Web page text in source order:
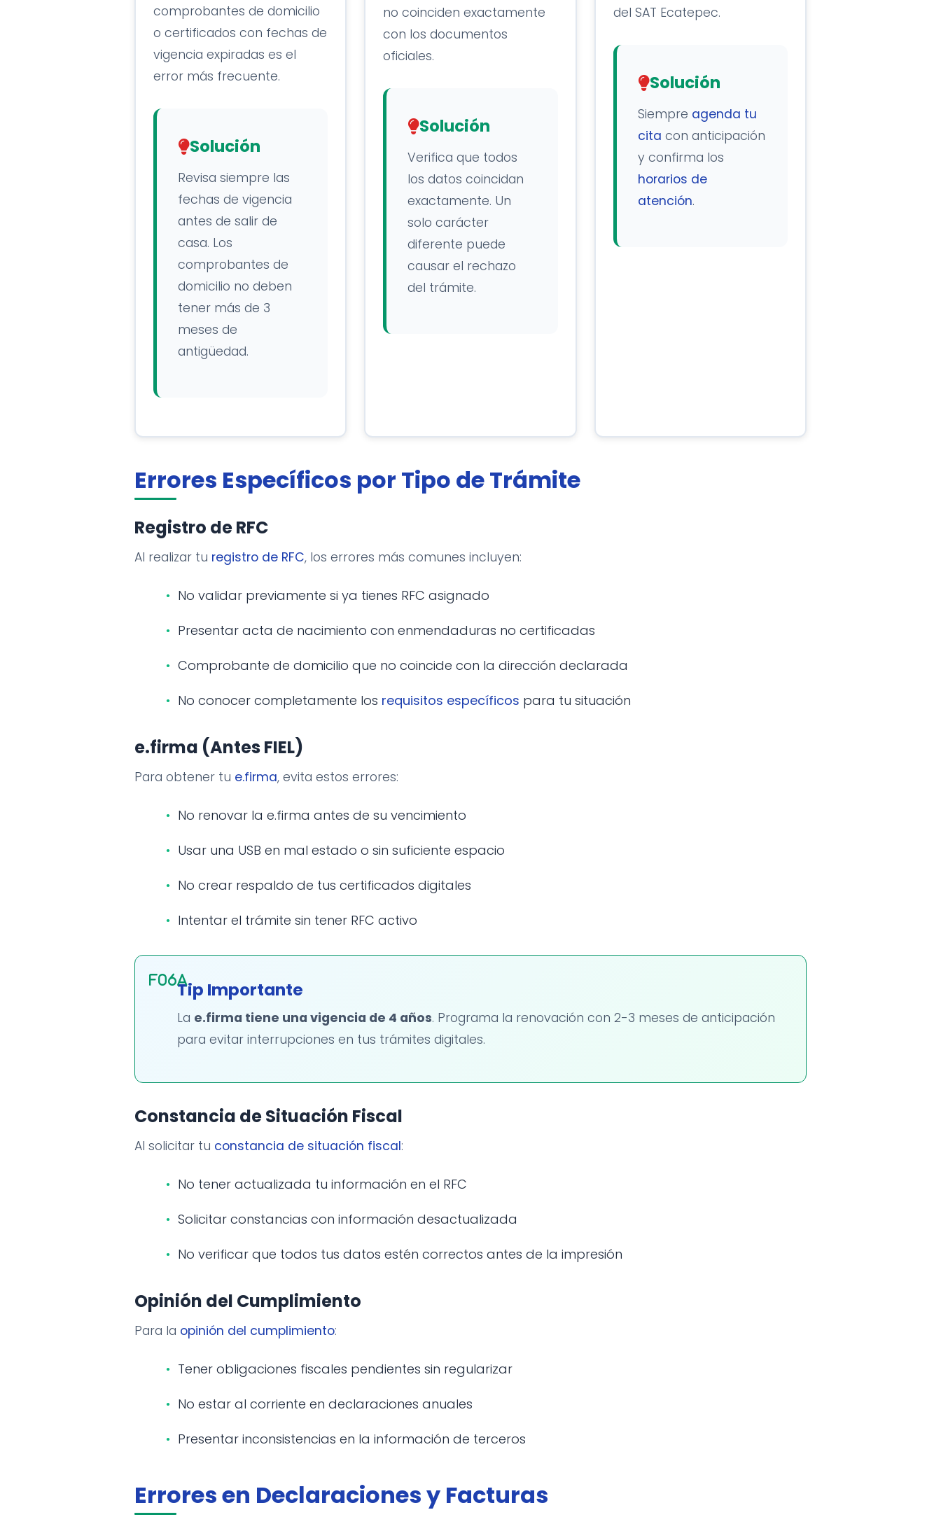
comprobantes de domicilio
o certificados con fechas de
vigencia expiradas es el
error más frecuente.
Solución
Revisa siempre las
fechas de vigencia
antes de salir de
casa. Los
comprobantes de
domicilio no deben
tener más de 3
meses de
antigüedad.
no coinciden exactamente
con los documentos
oficiales.
Solución
Verifica que todos
los datos coincidan
exactamente. Un
solo carácter
diferente puede
causar el rechazo
del trámite.
del SAT Ecatepec.
Solución
Siempre agenda tu
cita con anticipación
y confirma los
horarios de
atención.
Errores Específicos por Tipo de Trámite
Registro de RFC
Al realizar tu registro de RFC, los errores más comunes incluyen:
No validar previamente si ya tienes RFC asignado
Presentar acta de nacimiento con enmendaduras no certificadas
Comprobante de domicilio que no coincide con la dirección declarada
No conocer completamente los requisitos específicos para tu situación
e.firma (Antes FIEL)
Para obtener tu e.firma, evita estos errores:
No renovar la e.firma antes de su vencimiento
Usar una USB en mal estado o sin suficiente espacio
No crear respaldo de tus certificados digitales
Intentar el trámite sin tener RFC activo
Tip Importante
La e.firma tiene una vigencia de 4 años. Programa la renovación con 2-3 meses de anticipación
para evitar interrupciones en tus trámites digitales.
Constancia de Situación Fiscal
Al solicitar tu constancia de situación fiscal:
No tener actualizada tu información en el RFC
Solicitar constancias con información desactualizada
No verificar que todos tus datos estén correctos antes de la impresión
Opinión del Cumplimiento
Para la opinión del cumplimiento:
Tener obligaciones fiscales pendientes sin regularizar
No estar al corriente en declaraciones anuales
Presentar inconsistencias en la información de terceros
Errores en Declaraciones y Facturas